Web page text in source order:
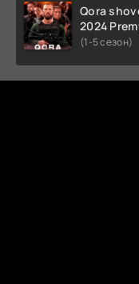
Qora
2024
tarjima
(1-5 сезон)